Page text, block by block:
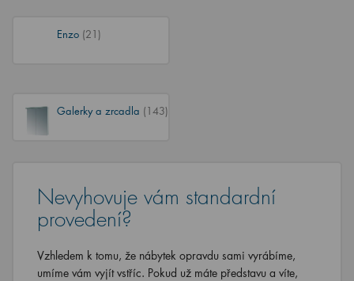
Enzo (21)
Galerky a zrcadla (143)
Nevyhovuje vám standardní
provedení?
Vzhledem k tomu, že nábytek opravdu sami vyrábíme,
umíme vám vyjít vstříc. Pokud už máte představu a víte,